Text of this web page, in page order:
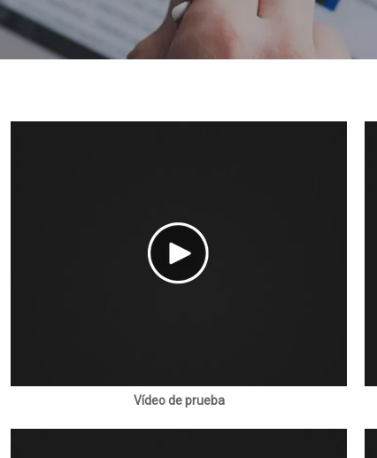
Vídeo de prueba